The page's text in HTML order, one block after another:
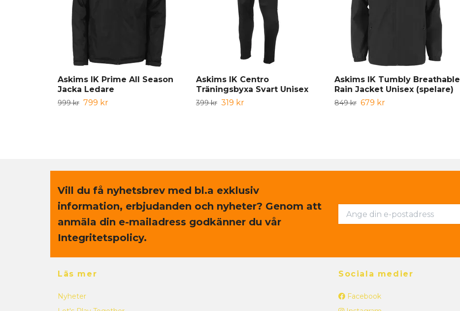
Askims IK Prime All Season
Jacka Ledare
999 kr 799 kr
Askims IK Centro
Träningsbyxa Svart Unisex
399 kr 319 kr
Askims IK Tumbly Breathable
Rain Jacket Unisex (spelare)
849 kr 679 kr
Vill du få nyhetsbrev med bl.a exklusiv
information, erbjudanden och nyheter? Genom att
anmäla din e-mailadress godkänner du vår
Integritetspolicy.
Läs mer
Nyheter
Sociala medier
Facebook